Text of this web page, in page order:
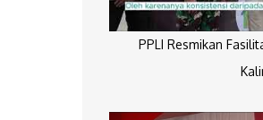
PPLI Resmikan